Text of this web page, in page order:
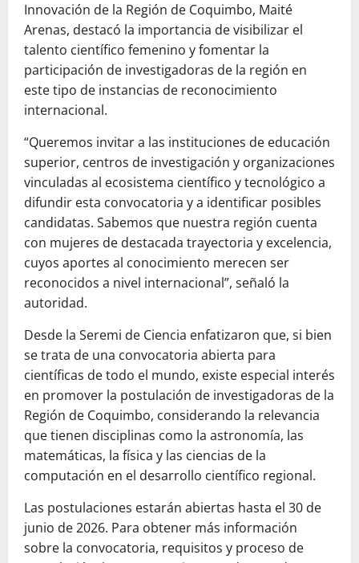
Innovación de la Región de Coquimbo, Maité
Arenas, destacó la importancia de visibilizar el
talento científico femenino y fomentar la
participación de investigadoras de la región en
este tipo de instancias de reconocimiento
internacional.
“Queremos invitar a las instituciones de educación
superior, centros de investigación y organizaciones
vinculadas al ecosistema científico y tecnológico a
difundir esta convocatoria y a identificar posibles
candidatas. Sabemos que nuestra región cuenta
con mujeres de destacada trayectoria y excelencia,
cuyos aportes al conocimiento merecen ser
reconocidos a nivel internacional”, señaló la
autoridad.
Desde la Seremi de Ciencia enfatizaron que, si bien
se trata de una convocatoria abierta para
científicas de todo el mundo, existe especial interés
en promover la postulación de investigadoras de la
Región de Coquimbo, considerando la relevancia
que tienen disciplinas como la astronomía, las
matemáticas, la física y las ciencias de la
computación en el desarrollo científico regional.
Las postulaciones estarán abiertas hasta el 30 de
junio de 2026. Para obtener más información
sobre la convocatoria, requisitos y proceso de